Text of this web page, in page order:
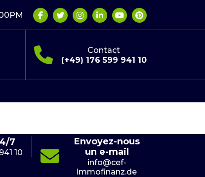
Contact
(+49) 176 599 941 10
7
10
Envoyez-nous
un e-mail
info@cef-
immofinanz.de